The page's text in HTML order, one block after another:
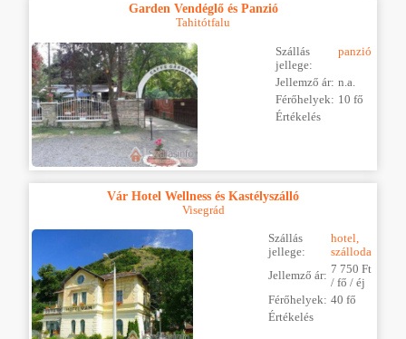
Garden Vendéglő és Panzió
Tahitótfalu
Szállás
jellege:
panzió
Jellemző ár: n.a.
Férőhelyek: 10 fő
Értékelés
Vár Hotel Wellness és Kastélyszálló
Visegrád
Szállás
jellege:
hotel,
szálloda
Jellemző ár: 7 750 Ft
/ fő / éj
Férőhelyek: 40 fő
Értékelés